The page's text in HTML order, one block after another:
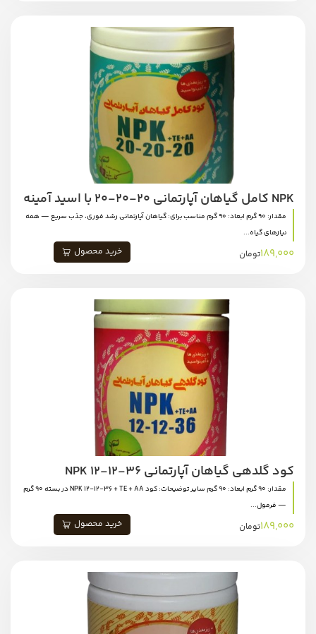
NPK کامل گیاهان آپارتمانی 20-20-20 با اسید آمینه
مقدار: 90 گرم ابعاد: 90 گرم مناسب برای: گیاهان آپارتمانی رشد فوری، جذب سریع — همه
نیازهای گیاه...
189,000تومان خرید محصول
کود گلدهی گیاهان آپارتمانی NPK 12-12-36
مقدار: 90 گرم ابعاد: 90 گرم سایر توضیحات: کود NPK 12-12-36 + TE + AA در بسته 90 گرم
— فرمول...
189,000تومان خرید محصول